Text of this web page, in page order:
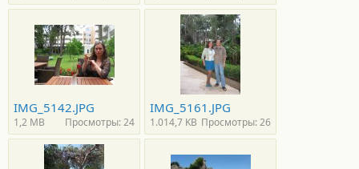
IMG_5142.JPG
1,2 MB Просмотры: 24
IMG_5161.JPG
1.014,7 KB Просмотры: 26